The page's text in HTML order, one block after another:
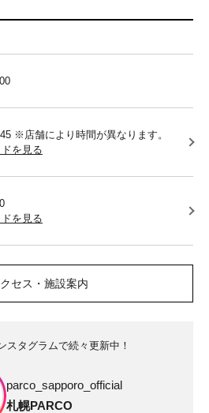
※店舗により時間が異なります。
を見る
を見る
セス・施設案内
スタグラムで続々更新中！
parco_sapporo_official
札幌PARCO